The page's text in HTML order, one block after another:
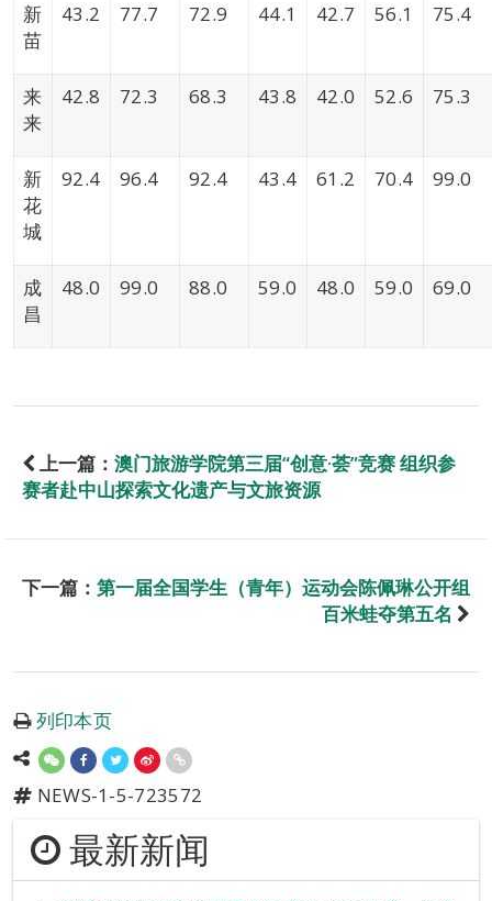
新
苗
43.2 77.7 72.9 44.1 42.7 56.1 75.4
来
来
42.8 72.3 68.3 43.8 42.0 52.6 75.3
新
花
城
92.4 96.4 92.4 43.4 61.2 70.4 99.0
成
昌
48.0 99.0 88.0 59.0 48.0 59.0 69.0
上一篇： 澳门旅游学院第三届“创意·荟”竞赛 组织参
赛者赴中山探索文化遗产与文旅资源
下一篇： 第一届全国学生（青年）运动会陈佩琳公开组
百米蛙夺第五名
列印本页
NEWS-1-5-723572
最新新闻